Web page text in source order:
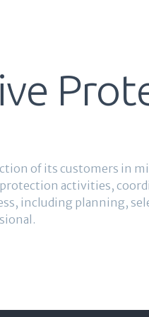
of its customers in
activities,
including planning,